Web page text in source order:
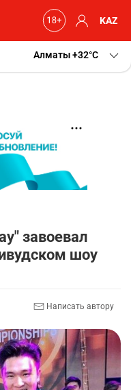
KAZ
Алматы+32 C
завоевал
шоу
Написать автору